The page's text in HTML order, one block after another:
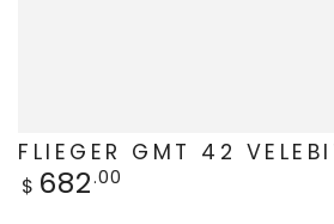
FLIEGER GMT 42
Regulärer
Preis
$ 682.00